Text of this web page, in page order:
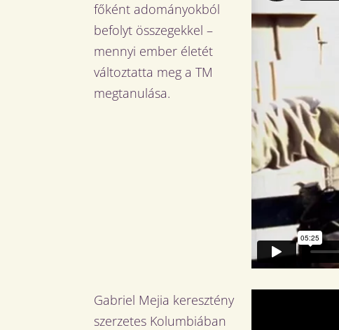
főként adományokból
befolyt összegekkel –
mennyi ember életét
változtatta meg a TM
megtanulása.
Gabriel Mejia keresztény
szerzetes Kolumbiában